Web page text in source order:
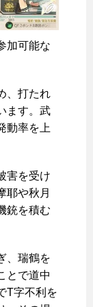
加可能な
、打たれ
ます。武
動率を上
害を受け
耶や秋月
銃を積む
、瑞鶴を
とで道中
T字不利を